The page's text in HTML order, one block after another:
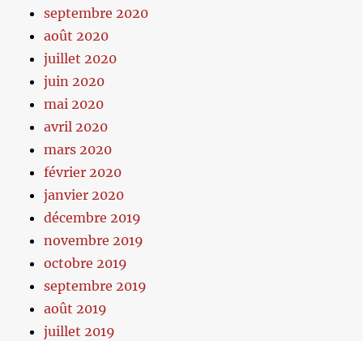
septembre 2020
août 2020
juillet 2020
juin 2020
mai 2020
avril 2020
mars 2020
février 2020
janvier 2020
décembre 2019
novembre 2019
octobre 2019
septembre 2019
août 2019
juillet 2019